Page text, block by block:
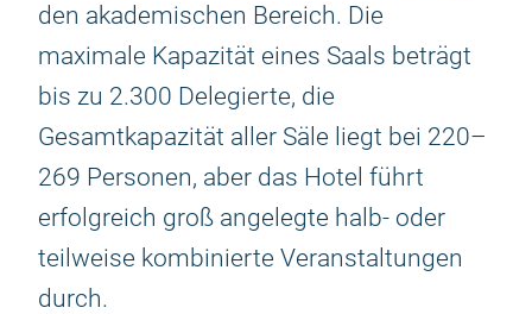
den akademischen Bereich. Die
maximale Kapazität eines Saals beträgt
bis zu 2.300 Delegierte, die
Gesamtkapazität aller Säle liegt bei 220–
269 Personen, aber das Hotel führt
erfolgreich groß angelegte halb- oder
teilweise kombinierte Veranstaltungen
durch.